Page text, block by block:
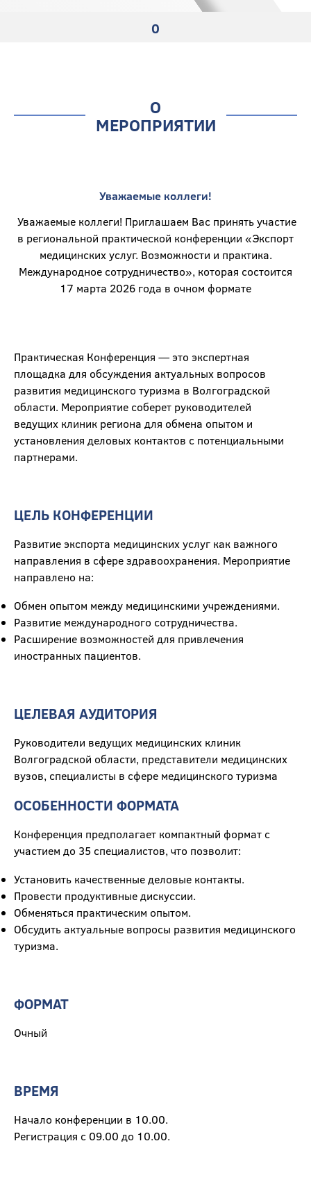
0
О
МЕРОПРИЯТИИ
Уважаемые коллеги!
Уважаемые коллеги! Приглашаем Вас принять участие
в региональной практической конференции «Экспорт
медицинских услуг. Возможности и практика.
Международное сотрудничество», которая состоится
17 марта 2026 года в очном формате
Практическая Конференция — это экспертная
площадка для обсуждения актуальных вопросов
развития медицинского туризма в Волгоградской
области. Мероприятие соберет руководителей
ведущих клиник региона для обмена опытом и
установления деловых контактов с потенциальными
партнерами.
ЦЕЛЬ КОНФЕРЕНЦИИ
Развитие экспорта медицинских услуг как важного
направления в сфере здравоохранения. Мероприятие
направлено на:
Обмен опытом между медицинскими учреждениями.
Развитие международного сотрудничества.
Расширение возможностей для привлечения
иностранных пациентов.
ЦЕЛЕВАЯ АУДИТОРИЯ
Руководители ведущих медицинских клиник
Волгоградской области, представители медицинских
вузов, специалисты в сфере медицинского туризма
ОСОБЕННОСТИ ФОРМАТА
Конференция предполагает компактный формат с
участием до 35 специалистов, что позволит:
Установить качественные деловые контакты.
Провести продуктивные дискуссии.
Обменяться практическим опытом.
Обсудить актуальные вопросы развития медицинского
туризма.
ФОРМАТ
Очный
ВРЕМЯ
Начало конференции в 10.00.
Регистрация с 09.00 до 10.00.